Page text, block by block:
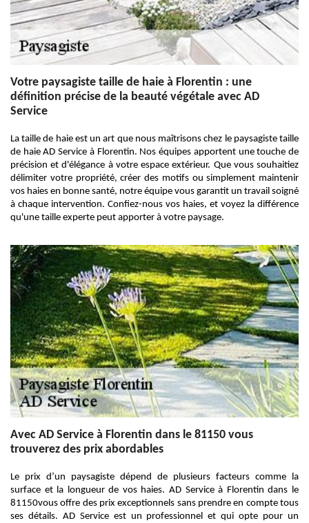
Votre paysagiste taille de haie à Florentin : une
définition précise de la beauté végétale avec AD
Service
La taille de haie est un art que nous maîtrisons chez le paysagiste taille
de haie AD Service à Florentin. Nos équipes apportent une touche de
précision et d'élégance à votre espace extérieur. Que vous souhaitiez
délimiter votre propriété, créer des motifs ou simplement maintenir
vos haies en bonne santé, notre équipe vous garantit un travail soigné
à chaque intervention. Confiez-nous vos haies, et voyez la différence
qu'une taille experte peut apporter à votre paysage.
Avec AD Service à Florentin dans le 81150 vous
trouverez des prix abordables
Le prix d’un paysagiste dépend de plusieurs facteurs comme la
surface et la longueur de vos haies. AD Service à Florentin dans le
81150vous offre des prix exceptionnels sans prendre en compte tous
ses détails. AD Service est un professionnel et qui opte pour un